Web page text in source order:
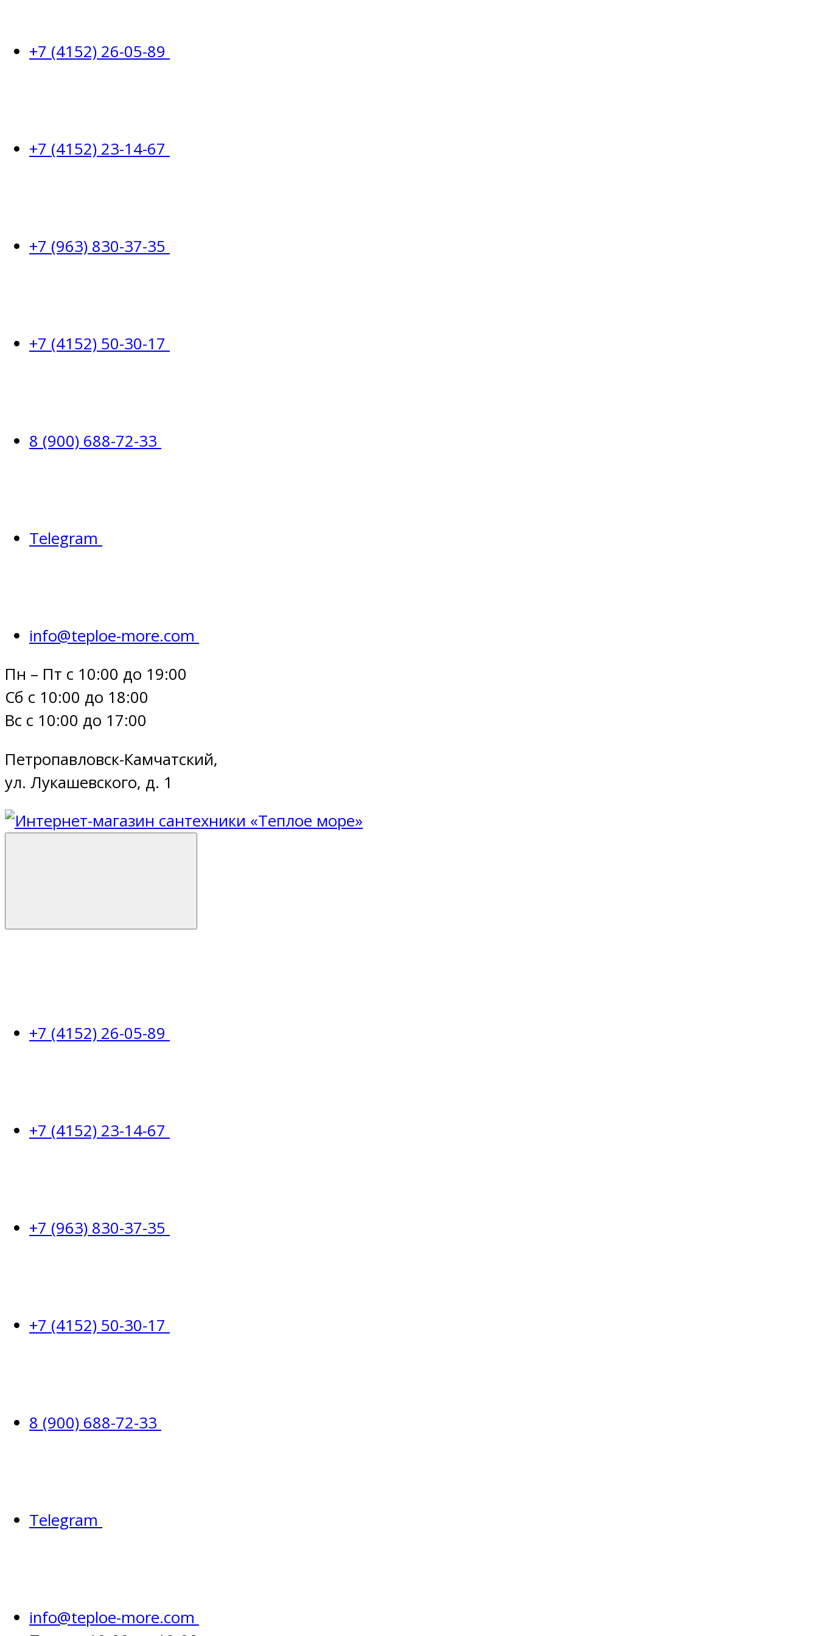
+7 (4152) 26-05-89
+7 (4152) 23-14-67
+7 (963) 830-37-35
+7 (4152) 50-30-17
8 (900) 688-72-33
Telegram
info@teploe-more.com
Пн – Пт с 10:00 до 19:00
Сб с 10:00 до 18:00
Вс с 10:00 до 17:00
Петропавловск-Камчатский,
ул. Лукашевского, д. 1
+7 (4152) 26-05-89
+7 (4152) 23-14-67
+7 (963) 830-37-35
+7 (4152) 50-30-17
8 (900) 688-72-33
Telegram
info@teploe-more.com